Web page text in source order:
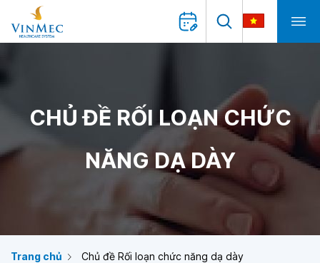
CHỦ ĐỀ RỐI LOẠN CHỨC
NĂNG DẠ DÀY
Trang chủ Chủ đề Rối loạn chức năng dạ dày